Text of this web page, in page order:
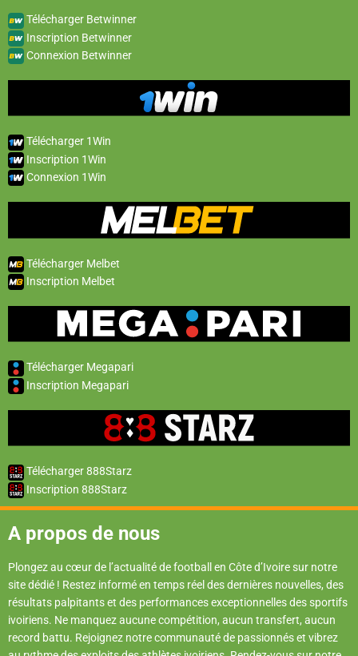
Télécharger Betwinner
Inscription Betwinner
Connexion Betwinner
Télécharger 1Win
Inscription 1Win
Connexion 1Win
Télécharger Melbet
Inscription Melbet
Télécharger Megapari
Inscription Megapari
Télécharger 888Starz
Inscription 888Starz
A propos de nous
Plongez au cœur de l’actualité de football en Côte d’Ivoire sur notre
site dédié ! Restez informé en temps réel des dernières nouvelles, des
résultats palpitants et des performances exceptionnelles des sportifs
ivoiriens. Ne manquez aucune compétition, aucun transfert, aucun
record battu. Rejoignez notre communauté de passionnés et vibrez